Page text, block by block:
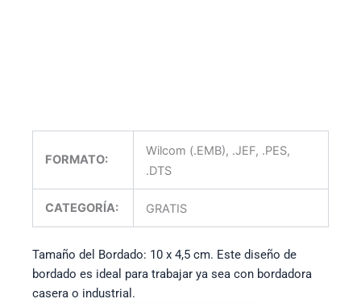
FORMATO:
Wilcom (.EMB), .JEF, .PES,
.DTS
CATEGORÍA: GRATIS
Tamaño del Bordado: 10 x 4,5 cm. Este diseño de
bordado es ideal para trabajar ya sea con bordadora
casera o industrial.